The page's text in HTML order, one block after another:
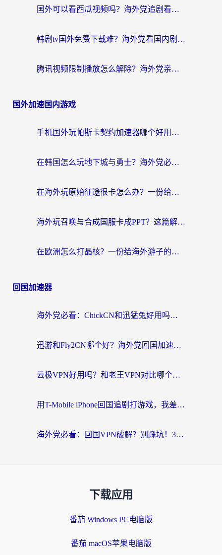
国外可以看西瓜视频吗？海外党追剧看片的终极解决方案
韩剧tv国外免费下载难？海外党看国内剧的加速器选择指南（附实用技巧）
腾讯视频限制播放怎么解除？海外党亲测有效的回国加速指南
国外加速国内游戏
手机国外玩帕斯卡契约加速器哪个好用？海外党国服游戏之路的救星
在韩国怎么玩地下城与勇士？海外党必看的国服游戏加速全攻略
在海外玩原始征途很卡怎么办？一份给游子的终极指南
海外玩召唤与合成国服卡成PPT？这篇解决办法让你丝滑操作
在欧洲怎么打晶核？一份给海外游子的网络加速生存指南
回国加速器
海外党必看：ChickCN和迅猛兔好用吗？3招教你选对回国加速器
迅游和Fly2CN哪个好？海外党回国加速器真实测评与选择心法
云极VPN好用吗？和老王VPN对比哪个回国效果更好？海外党必看的真实体验指南
用T-Mobile iPhone回国追剧打游戏，我差点把手机砸了
海外党必看：回国VPN破解？别踩坑！3步选对加速器无缝刷国内资源
下载应用
番茄 Windows PC电脑版
番茄 macOS苹果电脑版